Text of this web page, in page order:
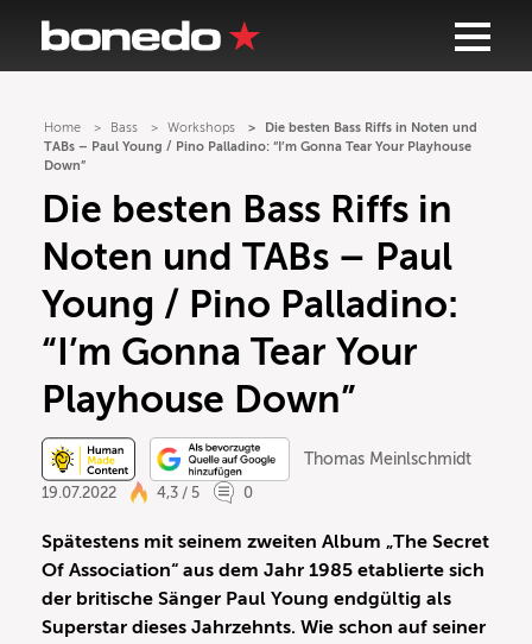
Home Bass Workshops
Die besten Bass Riffs in Noten und
TABs – Paul Young / Pino Palladino: “I’m Gonna Tear Your Playhouse
Down”
Die besten Bass Riffs in
Noten und TABs – Paul
Young / Pino Palladino:
“I’m Gonna Tear Your
Playhouse Down”
Thomas Meinlschmidt
19.07.2022
4,3 / 5 0
Spätestens mit seinem zweiten Album „The Secret
Of Association“ aus dem Jahr 1985 etablierte sich
der britische Sänger Paul Young endgültig als
Superstar dieses Jahrzehnts. Wie schon auf seiner